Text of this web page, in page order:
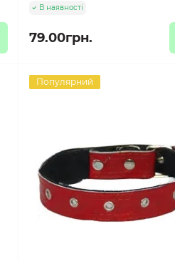
В наявності
79.00грн.
Популярний